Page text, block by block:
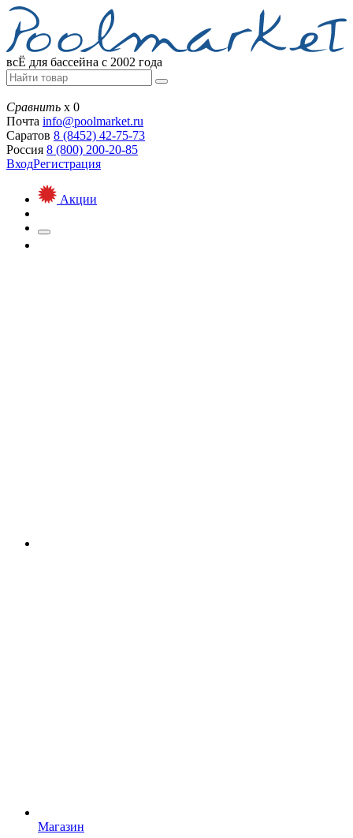
всЁ для бассейна с 2002 года
Сравнить х 0
Почта info@poolmarket.ru
Саратов 8 (8452) 42-75-73
Россия 8 (800) 200-20-85
ВходРегистрация
Акции
Магазин